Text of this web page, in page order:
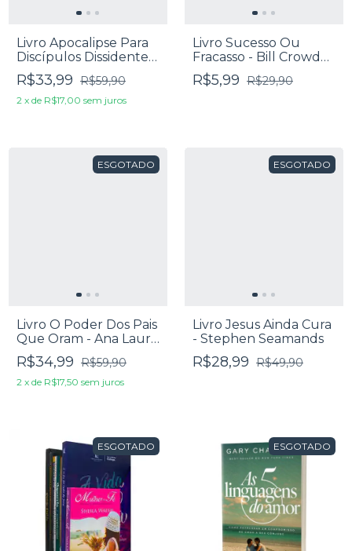
Livro Apocalipse Para
Discípulos Dissidentes
- Scot McNight & Cody
Matchett
R$33,99 R$59,90
2 x de R$17,00 sem juros
Livro Sucesso Ou
Fracasso - Bill Crowder
E David Roper
R$5,99 R$29,90
ESGOTADO
Livro O Poder Dos Pais
Que Oram - Ana Laura
Almeida
R$34,99 R$59,90
2 x de R$17,50 sem juros
ESGOTADO
Livro Jesus Ainda Cura
- Stephen Seamands
R$28,99 R$49,90
ESGOTADO ESGOTADO